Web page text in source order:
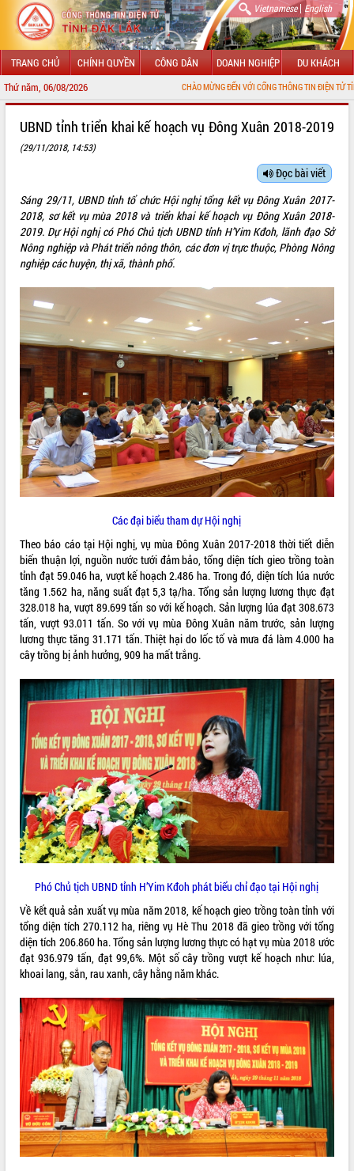
Vietnamese| English
TRANG CHỦ CHÍNH QUYỀN CÔNG DÂN DOANH NGHIỆP DU KHÁCH
Thứ năm, 06/08/2026 CHÀO MỪNG ĐẾN VỚI CỔNG THÔNG TIN ĐIỆN TỬ TỈNH ĐẮK LẮK
LÃNH ĐẠO UBND TỈNH
SỞ, BAN, NGÀNH
UBND CÁC XÃ, PHƯỜNG
HỆ THỐNG VĂN BẢN
VĂN BẢN HĐND TỈNH
ĐIỂM TIN VĂN BẢN
QUY HOẠCH - KẾ HOẠCH
VIDEO
Loading the player...
Lễ truy tặng danh hiệu “Bà Mẹ Việt
Nam Anh hùng” và trao Huân chương
Lao động
UBND tỉnh Đắk Lắk triển khai nhiệm
vụ 6 tháng cuối năm 2026
tỉnh khóa XI quyết nghị nhiều nội dung
quan trọng
Bí thư Tỉnh ủy Lương Nguyễn Minh
Triết thăm, tặng quà người có công với
cách mạng
Rà soát, hoàn thiện hệ thống thiết chế
phát triển mới
Thường trực HĐND tỉnh Đắk Lắk gặp
mặt Đoàn chuyên gia y tế TP. Hồ Chí
Minh
Lễ truy điệu và an táng hài cốt liệt sĩ
tại Nghĩa trang Liệt sĩ xã Sơn Hòa
Bàn giải pháp tháo gỡ khó khăn trong
xuất khẩu sầu riêng và triển khai quy
định EUDR
ALBUM ẢNH
LIÊN KẾT WEB
THỐNG KÊ TRUY CẬP
UBND tỉnh triển khai kế hoạch vụ Đông Xuân 2018-2019
(29/11/2018, 14:53)
Đọc bài viết
Sáng 29/11, UBND tỉnh tổ chức Hội nghị tổng kết vụ Đông Xuân 2017-
2018, sơ kết vụ mùa 2018 và triển khai kế hoạch vụ Đông Xuân 2018-
2019. Dự Hội nghị có Phó Chủ tịch UBND tỉnh H’Yim Kđoh, lãnh đạo Sở
Nông nghiệp và Phát triển nông thôn, các đơn vị trực thuộc, Phòng Nông
nghiệp các huyện, thị xã, thành phố.
Các đại biểu tham dự Hội nghị
Theo báo cáo tại Hội nghị, vụ mùa Đông Xuân 2017-2018 thời tiết diễn
biến thuận lợi, nguồn nước tưới đảm bảo, tổng diện tích gieo trồng toàn
tỉnh đạt 59.046 ha, vượt kế hoạch 2.486 ha. Trong đó, diện tích lúa nước
tăng 1.562 ha, năng suất đạt 5,3 tạ/ha. Tổng sản lượng lương thực đạt
328.018 ha, vượt 89.699 tấn so với kế hoạch. Sản lượng lúa đạt 308.673
tấn, vượt 93.011 tấn. So với vụ mùa Đông Xuân năm trước, sản lượng
lương thực tăng 31.171 tấn. Thiệt hại do lốc tố và mưa đá làm 4.000 ha
cây trồng bị ảnh hưởng, 909 ha mất trắng.
Phó Chủ tịch UBND tỉnh H’Yim Kđoh phát biểu chỉ đạo tại Hội nghị
Về kết quả sản xuất vụ mùa năm 2018, kế hoạch gieo trồng toàn tỉnh với
tổng diện tích 270.112 ha, riêng vụ Hè Thu 2018 đã gieo trồng với tổng
diện tích 206.860 ha. Tổng sản lượng lương thực có hạt vụ mùa 2018 ước
đạt 936.979 tấn, đạt 99,6%. Một số cây trồng vượt kế hoạch như: lúa,
khoai lang, sắn, rau xanh, cây hằng năm khác.